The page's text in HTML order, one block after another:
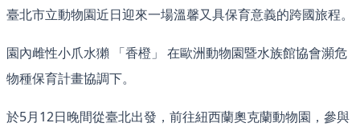
臺北市立動物園近日迎來一場溫馨又具保育意義的跨國旅程。
園內雌性小爪水獺 「香橙」 在歐洲動物園暨水族館協會瀕危
物種保育計畫協調下。
於5月12日晚間從臺北出發，前往紐西蘭奧克蘭動物園，參與